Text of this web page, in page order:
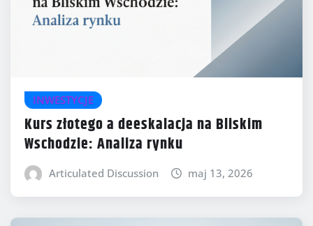
INWESTYCJE
Kurs złotego a deeskalacja na Bliskim
Wschodzie: Analiza rynku
Articulated Discussion maj 13, 2026